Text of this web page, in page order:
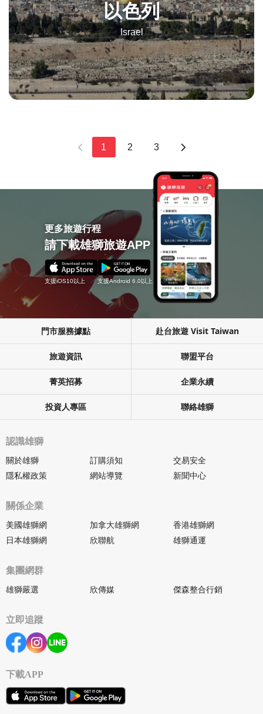
以色列
Israel
1 2 3
更多旅遊行程
請下載雄獅旅遊APP
支援iOS10以上 支援Android 6.0以上
門市服務據點 赴台旅遊 Visit Taiwan
旅遊資訊 聯盟平台
菁英招募 企業永續
投資人專區 聯絡雄獅
認識雄獅
關於雄獅 訂購須知
交易安全
隱私權政策
網站導覽 新聞中心
關係企業
美國雄獅網 加拿大雄獅網
香港雄獅網
日本雄獅網
欣聯航 雄獅通運
集團網群
雄獅嚴選 欣傳媒 傑森整合行銷
立即追蹤
下載APP